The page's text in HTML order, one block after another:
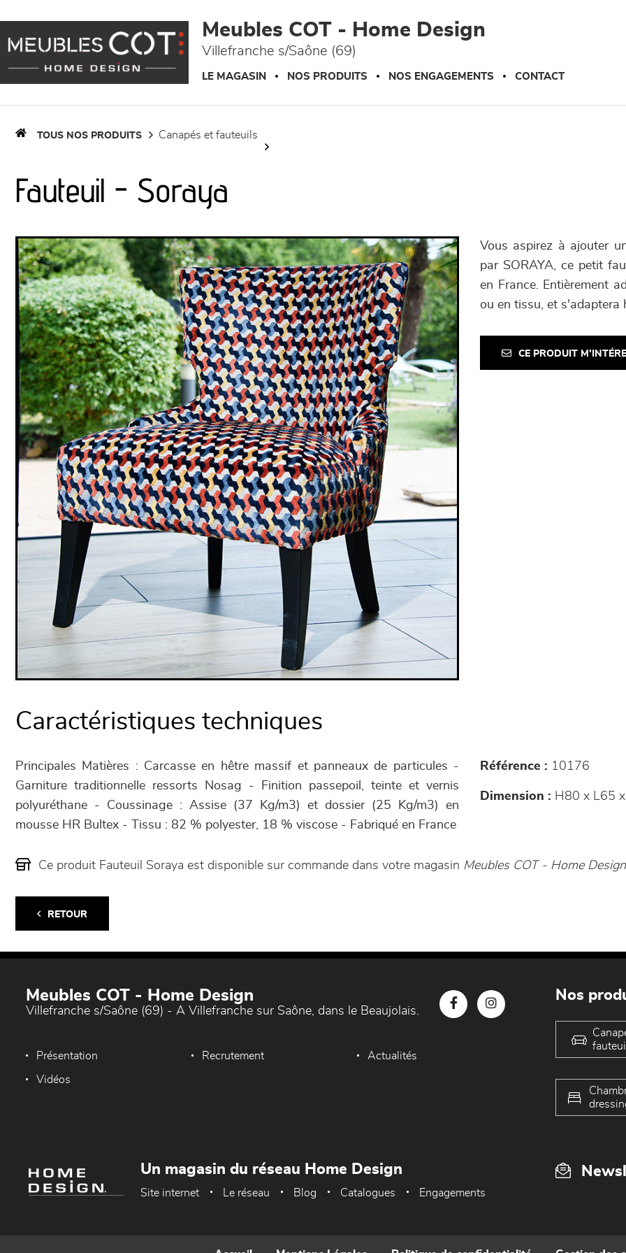
Meubles COT - Home Design
Villefranche s/Saône (69)
LE MAGASIN NOS PRODUITS NOS ENGAGEMENTS CONTACT
TOUS NOS PRODUITS canapés et fauteuils
Fauteuil - Soraya
Vous aspirez à ajouter
par SORAYA, ce petit
en France. Entièrement
ou en tissu, et s'adaptera
CE PRODUIT
Caractéristiques techniques
Principales Matières : Carcasse en hêtre massif et panneaux de particules -
Garniture traditionnelle ressorts Nosag - Finition passepoil, teinte et vernis
polyuréthane - Coussinage : Assise (37 Kg/m3) et dossier (25 Kg/m3) en
mousse HR Bultex - Tissu : 82 % polyester, 18 % viscose - Fabriqué en France
Référence : 10176
Dimension : H80 x L65
Ce produit Fauteuil Soraya est disponible sur commande dans votre magasin Meubles COT - Home Design
RETOUR
Meubles COT - Home Design
Villefranche s/Saône (69) - A Villefranche sur Saône, dans le Beaujolais.
Présentation Recrutement Actualités
Vidéos
Nos
Un magasin du réseau Home Design
Site internet Le réseau Blog Catalogues Engagements